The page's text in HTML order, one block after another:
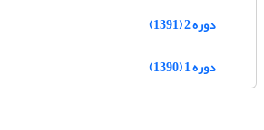
دوره 2 (1391)
دوره 1 (1390)